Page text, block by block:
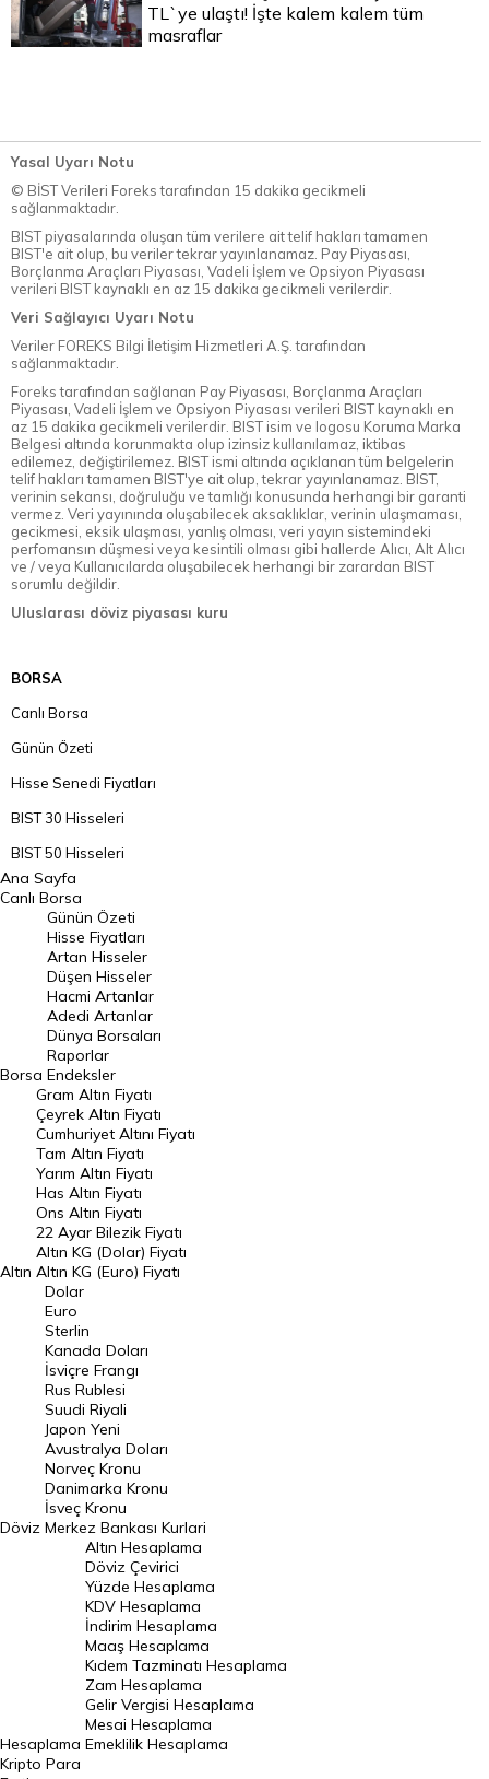
TL`ye ulaştı! İşte kalem kalem tüm
masraflar
Yasal Uyarı Notu
© BİST Verileri Foreks tarafından 15 dakika gecikmeli
sağlanmaktadır.
BIST piyasalarında oluşan tüm verilere ait telif hakları tamamen
BIST'e ait olup, bu veriler tekrar yayınlanamaz. Pay Piyasası,
Borçlanma Araçları Piyasası, Vadeli İşlem ve Opsiyon Piyasası
verileri BIST kaynaklı en az 15 dakika gecikmeli verilerdir.
Veri Sağlayıcı Uyarı Notu
Veriler FOREKS Bilgi İletişim Hizmetleri A.Ş. tarafından
sağlanmaktadır.
Foreks tarafından sağlanan Pay Piyasası, Borçlanma Araçları
Piyasası, Vadeli İşlem ve Opsiyon Piyasası verileri BIST kaynaklı en
az 15 dakika gecikmeli verilerdir. BIST isim ve logosu Koruma Marka
Belgesi altında korunmakta olup izinsiz kullanılamaz, iktibas
edilemez, değiştirilemez. BIST ismi altında açıklanan tüm belgelerin
telif hakları tamamen BIST'ye ait olup, tekrar yayınlanamaz. BIST,
verinin sekansı, doğruluğu ve tamlığı konusunda herhangi bir garanti
vermez. Veri yayınında oluşabilecek aksaklıklar, verinin ulaşmaması,
gecikmesi, eksik ulaşması, yanlış olması, veri yayın sistemindeki
perfomansın düşmesi veya kesintili olması gibi hallerde Alıcı, Alt Alıcı
ve / veya Kullanıcılarda oluşabilecek herhangi bir zarardan BIST
sorumlu değildir.
Uluslarası döviz piyasası kuru
BORSA
Canlı Borsa
Günün Özeti
Hisse Senedi Fiyatları
BIST 30 Hisseleri
BIST 50 Hisseleri
BIST 100 Hisseleri
En Çok Artan Hisseler
En Çok Düşen Hisseler
Hacmi Artanlar
Geçmiş Kapanışlar
Dünya Borsaları
Raporlar
Endeksler
DÖVİZ
Döviz Kuru
Dolar Kuru
Euro Kuru
Pound Kuru
Frank Kuru
Riyal Kuru
Avustralya Doları
Danimarka Kronu Kuru
Kanada Doları Kuru
Norveç Kronu Kuru
İsveç Kronu Kuru
Japon Yeni Kuru
Serbest Piyasa Döviz Kurları
Merkez Bankası Döviz Kurları
Altın Fiyatları
Ana Sayfa
Canlı Borsa
Borsa
Günün Özeti
Hisse Fiyatları
Artan Hisseler
Düşen Hisseler
Hacmi Artanlar
Adedi Artanlar
Dünya Borsaları
Raporlar
Endeksler
Altın
Gram Altın Fiyatı
Çeyrek Altın Fiyatı
Cumhuriyet Altını Fiyatı
Tam Altın Fiyatı
Yarım Altın Fiyatı
Has Altın Fiyatı
Ons Altın Fiyatı
22 Ayar Bilezik Fiyatı
Altın KG (Dolar) Fiyatı
Altın KG (Euro) Fiyatı
Döviz
Dolar
Euro
Sterlin
Kanada Doları
İsviçre Frangı
Rus Rublesi
Suudi Riyali
Japon Yeni
Avustralya Doları
Norveç Kronu
Danimarka Kronu
İsveç Kronu
Merkez Bankası Kurlari
Hesaplama
Altın Hesaplama
Döviz Çevirici
Yüzde Hesaplama
KDV Hesaplama
İndirim Hesaplama
Maaş Hesaplama
Kıdem Tazminatı Hesaplama
Zam Hesaplama
Gelir Vergisi Hesaplama
Mesai Hesaplama
Emeklilik Hesaplama
Kripto Para